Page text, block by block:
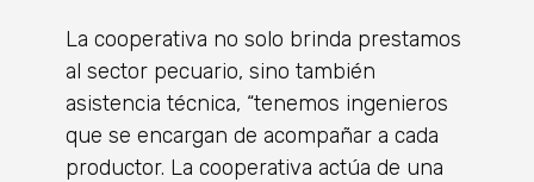
La cooperativa no solo brinda prestamos
al sector pecuario, sino también
asistencia técnica, “tenemos ingenieros
que se encargan de acompañar a cada
productor. La cooperativa actúa de una